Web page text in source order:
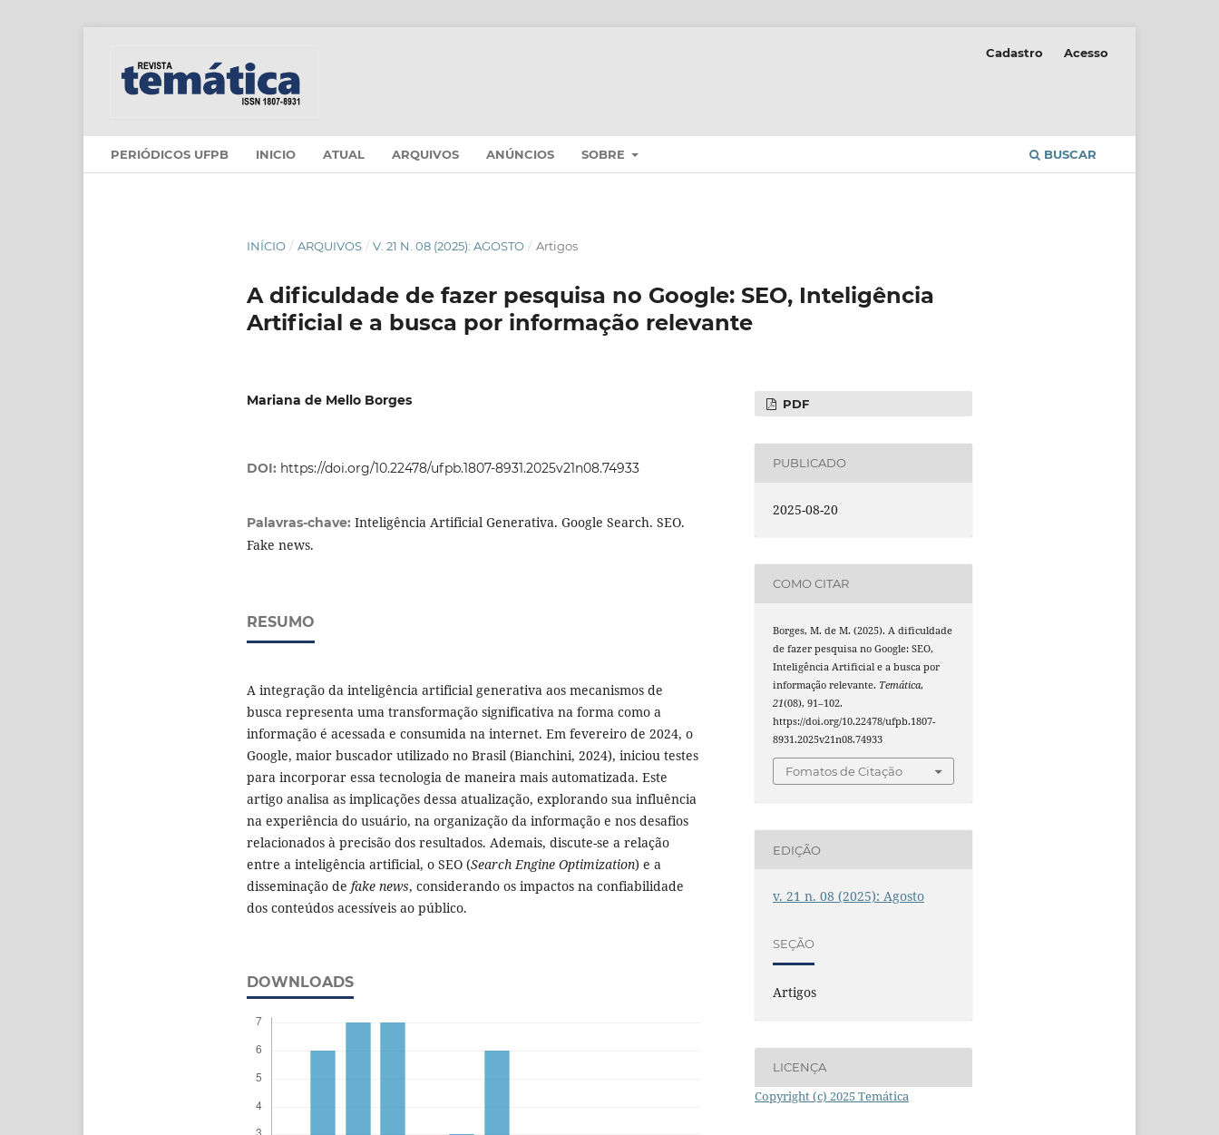
PERIÓDICOS UFPB INICIO ATUAL ARQUIVOS ANÚNCIOS SOBRE BUSCAR
Cadastro Acesso
INÍCIO / ARQUIVOS / V. 21 N. 08 (2025): AGOSTO / Artigos
A dificuldade de fazer pesquisa no Google: SEO, Inteligência
Artificial e a busca por informação relevante
Mariana de Mello Borges
DOI: https://doi.org/10.22478/ufpb.1807-8931.2025v21n08.74933
Palavras-chave: Inteligência Artificial Generativa. Google Search. SEO.
Fake news.
RESUMO
A integração da inteligência artificial generativa aos mecanismos de
busca representa uma transformação significativa na forma como a
informação é acessada e consumida na internet. Em fevereiro de 2024, o
Google, maior buscador utilizado no Brasil (Bianchini, 2024), iniciou testes
para incorporar essa tecnologia de maneira mais automatizada. Este
artigo analisa as implicações dessa atualização, explorando sua influência
na experiência do usuário, na organização da informação e nos desafios
relacionados à precisão dos resultados. Ademais, discute-se a relação
entre a inteligência artificial, o SEO (Search Engine Optimization) e a
disseminação de fake news, considerando os impactos na confiabilidade
dos conteúdos acessíveis ao público.
DOWNLOADS
PDF
PUBLICADO
2025-08-20
COMO CITAR
Borges, M. de M. (2025). A dificuldade
de fazer pesquisa no Google: SEO,
Inteligência Artificial e a busca por
informação relevante. Temática,
21(08), 91–102.
https://doi.org/10.22478/ufpb.1807-
8931.2025v21n08.74933
Fomatos de Citação
EDIÇÃO
v. 21 n. 08 (2025): Agosto
SEÇÃO
Artigos
LICENÇA
Copyright (c) 2025 Temática